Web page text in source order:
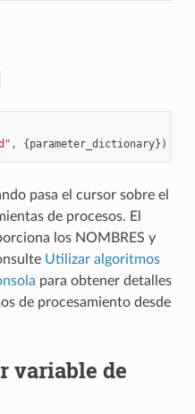
, {parameter_dictionary})
pasa el cursor sobre el
de procesos. El
los NOMBRES y
Utilizar algoritmos
para obtener detalles
de procesamiento desde
variable de